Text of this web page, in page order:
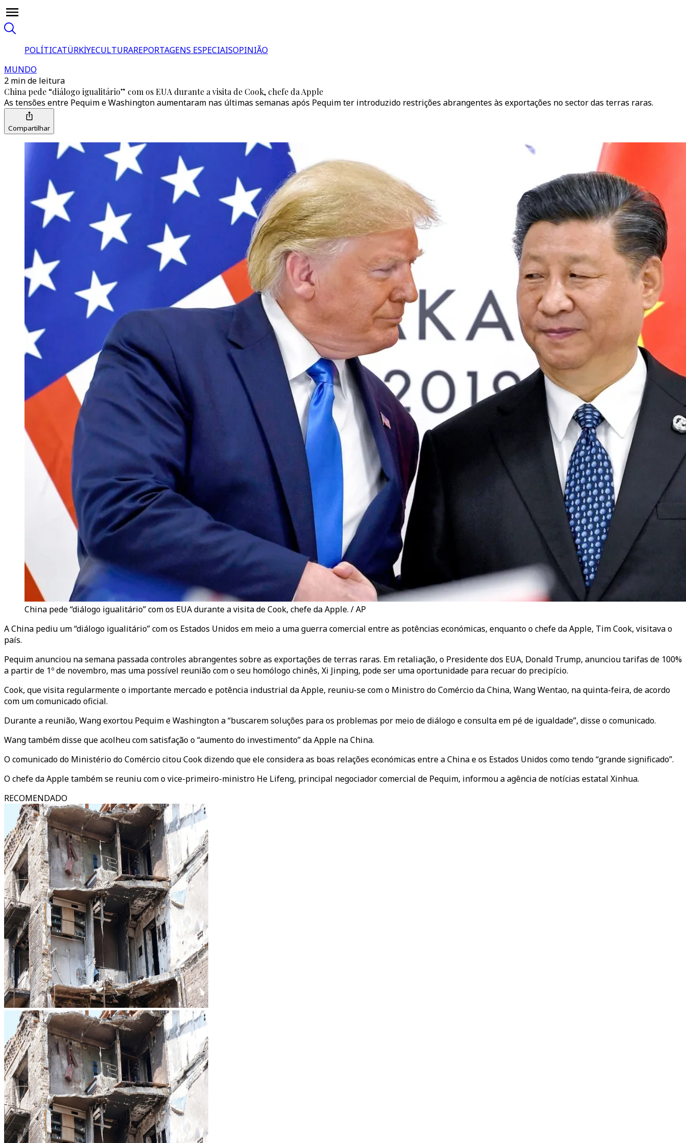
POLÍTICATÜRKİYECULTURAREPORTAGENS ESPECIAISOPINIÃO
MUNDO
2 min de leitura
China pede “diálogo igualitário” com os EUA durante a visita de Cook, chefe da Apple
As tensões entre Pequim e Washington aumentaram nas últimas semanas após Pequim ter introduzido restrições abrangentes às exportações no sector das terras raras.
Compartilhar
China pede “diálogo igualitário” com os EUA durante a visita de Cook, chefe da Apple. / AP
A China pediu um “diálogo igualitário” com os Estados Unidos em meio a uma guerra comercial entre as potências económicas, enquanto o chefe da Apple, Tim Cook, visitava o
país.
Pequim anunciou na semana passada controles abrangentes sobre as exportações de terras raras. Em retaliação, o Presidente dos EUA, Donald Trump, anunciou tarifas de 100%
a partir de 1º de novembro, mas uma possível reunião com o seu homólogo chinês, Xi Jinping, pode ser uma oportunidade para recuar do precipício.
Cook, que visita regularmente o importante mercado e potência industrial da Apple, reuniu-se com o Ministro do Comércio da China, Wang Wentao, na quinta-feira, de acordo
com um comunicado oficial.
Durante a reunião, Wang exortou Pequim e Washington a “buscarem soluções para os problemas por meio de diálogo e consulta em pé de igualdade”, disse o comunicado.
Wang também disse que acolheu com satisfação o “aumento do investimento” da Apple na China.
O comunicado do Ministério do Comércio citou Cook dizendo que ele considera as boas relações económicas entre a China e os Estados Unidos como tendo “grande significado”.
O chefe da Apple também se reuniu com o vice-primeiro-ministro He Lifeng, principal negociador comercial de Pequim, informou a agência de notícias estatal Xinhua.
RECOMENDADO